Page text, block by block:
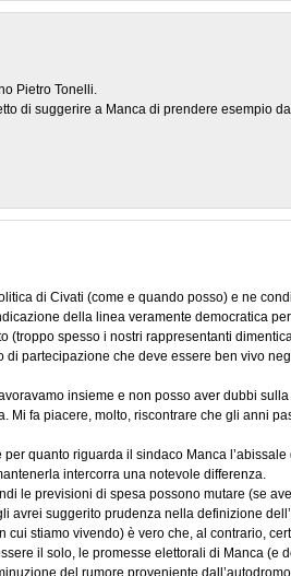
Pietro Tonelli.
di suggerire a Manca di prendere esempio
di Civati (come e quando posso) e ne
della linea veramente democratica
(troppo spesso i nostri rappresentanti
di partecipazione che deve essere ben vivo
insieme e non posso aver dubbi sulla
Mi fa piacere, molto, riscontrare che gli anni
quanto riguarda il sindaco Manca
intercorra una notevole differenza.
le previsioni di spesa possono mutare (se
avrei suggerito prudenza nella definizione
cui stiamo vivendo) è vero che, al contrario,
il solo, le promesse elettorali di Manca (e
del rumore proveniente